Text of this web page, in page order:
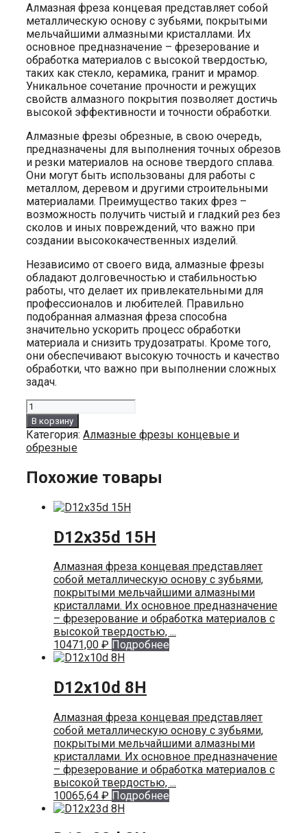
Алмазная фреза концевая представляет собой
металлическую основу с зубьями, покрытыми
мельчайшими алмазными кристаллами. Их
основное предназначение – фрезерование и
обработка материалов с высокой твердостью,
таких как стекло, керамика, гранит и мрамор.
Уникальное сочетание прочности и режущих
свойств алмазного покрытия позволяет достичь
высокой эффективности и точности обработки.
Алмазные фрезы обрезные, в свою очередь,
предназначены для выполнения точных обрезов
и резки материалов на основе твердого сплава.
Они могут быть использованы для работы с
металлом, деревом и другими строительными
материалами. Преимущество таких фрез –
возможность получить чистый и гладкий рез без
сколов и иных повреждений, что важно при
создании высококачественных изделий.
Независимо от своего вида, алмазные фрезы
обладают долговечностью и стабильностью
работы, что делает их привлекательными для
профессионалов и любителей. Правильно
подобранная алмазная фреза способна
значительно ускорить процесс обработки
материала и снизить трудозатраты. Кроме того,
они обеспечивают высокую точность и качество
обработки, что важно при выполнении сложных
задач.
Количество
товара
D12x60d
11.5H
В корзину
Категория: Алмазные фрезы концевые и
обрезные
Похожие товары
D12x35d 15H
Алмазная фреза концевая представляет
собой металлическую основу с зубьями,
покрытыми мельчайшими алмазными
кристаллами. Их основное предназначение
– фрезерование и обработка материалов с
высокой твердостью, ...
10471,00 ₽ Подробнее
D12x10d 8H
Алмазная фреза концевая представляет
собой металлическую основу с зубьями,
покрытыми мельчайшими алмазными
кристаллами. Их основное предназначение
– фрезерование и обработка материалов с
высокой твердостью, ...
10065,64 ₽ Подробнее